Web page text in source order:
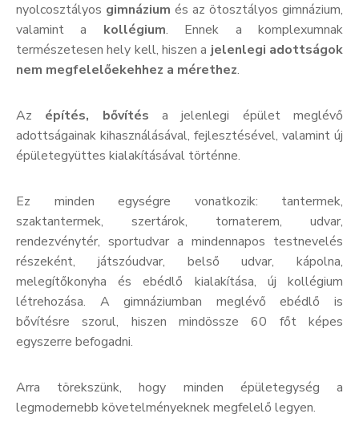
nyolcosztályos gimnázium és az ötosztályos gimnázium,
valamint a kollégium. Ennek a komplexumnak
természetesen hely kell, hiszen a jelenlegi adottságok
nem megfelelőekehhez a mérethez.
Az építés, bővítés a jelenlegi épület meglévő
adottságainak kihasználásával, fejlesztésével, valamint új
épületegyüttes kialakításával történne.
Ez minden egységre vonatkozik: tantermek,
szaktantermek, szertárok, tornaterem, udvar,
rendezvénytér, sportudvar a mindennapos testnevelés
részeként, játszóudvar, belső udvar, kápolna,
melegítőkonyha és ebédlő kialakítása, új kollégium
létrehozása. A gimnáziumban meglévő ebédlő is
bővítésre szorul, hiszen mindössze 60 főt képes
egyszerre befogadni.
Arra törekszünk, hogy minden épületegység a
legmodernebb követelményeknek megfelelő legyen.